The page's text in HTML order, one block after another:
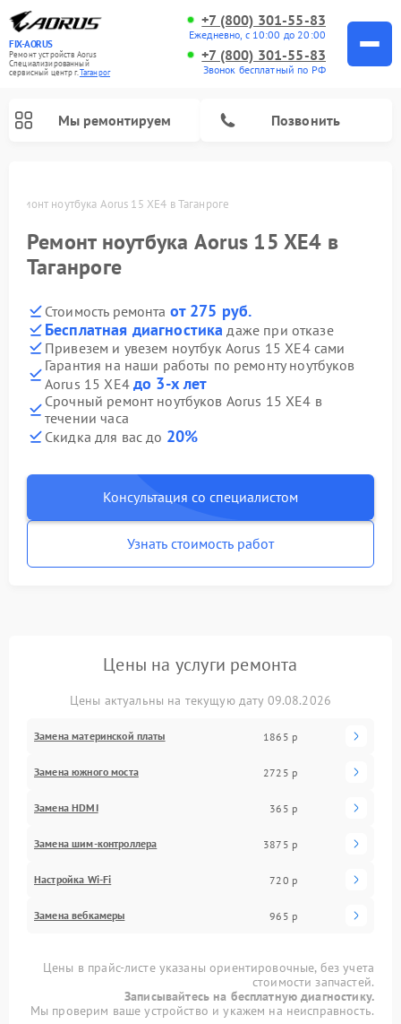
FIX-AORUS
Ремонт устройств Aorus
Специализированный
cервисный центр г.Таганрог
+7 (800) 301-55-83
Ежедневно, с 10:00 до 20:00
+7 (800) 301-55-83
Звонок бесплатный по РФ
Мы ремонтируем Позвонить
Ремонт ноутбука Aorus 15 XE4 в Таганроге
Ремонт ноутбука Aorus 15 XE4 в
Таганроге
Стоимость ремонта от 275 руб.
Бесплатная диагностика даже при отказе
Привезем и увезем ноутбук Aorus 15 XE4 сами
Гарантия на наши работы по ремонту ноутбуков
Aorus 15 XE4 до 3-х лет
Срочный ремонт ноутбуков Aorus 15 XE4 в
течении часа
Скидка для вас до 20%
Консультация со специалистом
Узнать стоимость работ
Цены на услуги ремонта
Цены актуальны на текущую дату 09.08.2026
Замена материнской платы 1865 р
Замена южного моста 2725 р
Замена HDMI 365 р
Замена шим-контроллера 3875 р
Настройка Wi-Fi 720 р
Замена вебкамеры 965 р
Цены в прайс-листе указаны ориентировочные, без учета
стоимости запчастей.
Записывайтесь на бесплатную диагностику.
Мы проверим ваше устройство и укажем на неисправность.